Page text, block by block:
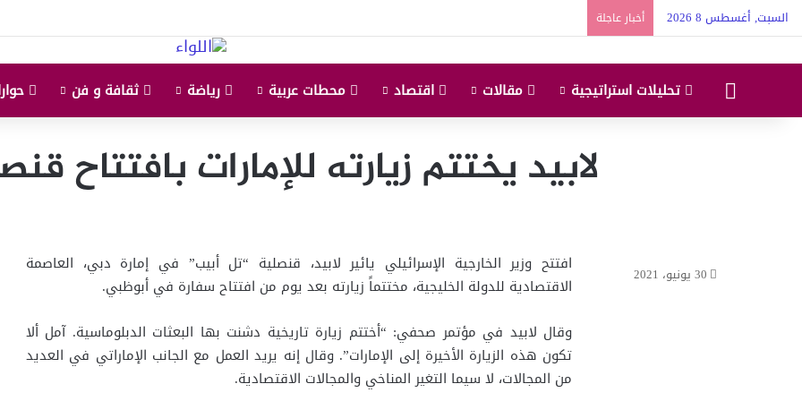
السبت, أغسطس 8 2026 أخبار عاجلة
البداية تحليلات استراتيجية مقالات اقتصاد محطات عربية رياضة ثقافة و فن
لابيد يختتم زيارته للإمارات بافتتاح
افتتح وزير الخارجية الإسرائيلي يائير لابيد، قنصلية “تل أبيب” في إمارة دبي، العاصمة
الاقتصادية للدولة الخليجية، مختتماً زيارته بعد يوم من افتتاح سفارة في أبوظبي.
وقال لابيد في مؤتمر صحفي: “أختتم زيارة تاريخية دشنت بها البعثات الدبلوماسية. آمل ألا
تكون هذه الزيارة الأخيرة إلى الإمارات”. وقال إنه يريد العمل مع الجانب الإماراتي في العديد
من المجالات، لا سيما التغير المناخي والمجالات الاقتصادية.
30 يونيو، 2021